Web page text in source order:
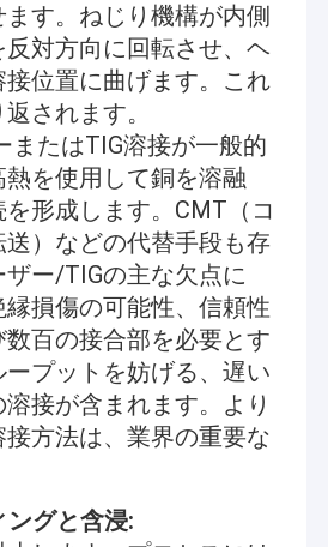
す。ねじり機構が内側
反対方向に回転させ、ヘ
位置に曲げます。これ
されます。
またはTIG溶接が一般的
を使用して銅を溶融
形成します。CMT（コ
）などの代替手段も存
ー/TIGの主な欠点に
損傷の可能性、信頼性
百の接合部を必要とす
プットを妨げる、遅い
接が含まれます。より
方法は、業界の重要な
ングと含浸: